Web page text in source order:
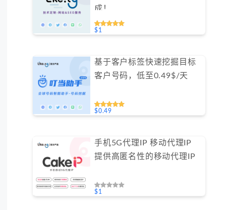
成！
$1
基于客户标签快速挖掘目标
客户号码，低至0.49$/天
$0.49
手机5G代理IP 移动代理IP
提供高匿名性的移动代理IP
$1